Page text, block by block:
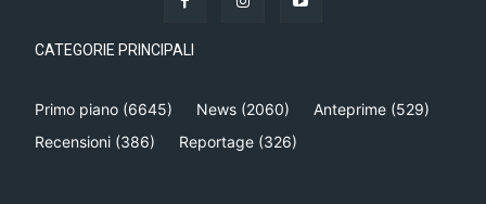
CATEGORIE PRINCIPALI
Primo piano (6645) News (2060) Anteprime (529)
Recensioni (386) Reportage (326)